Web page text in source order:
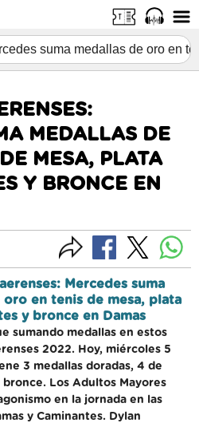
MEDALLAS DE
MESA, PLATA
Y BRONCE EN
Mercedes suma
oro en tenis de mesa, plata
y bronce en Damas
sumando medallas en estos
2022. Hoy, miércoles 5
3 medallas doradas, 4 de
bronce. Los Adultos Mayores
en la jornada en las
y Caminantes. Dylan